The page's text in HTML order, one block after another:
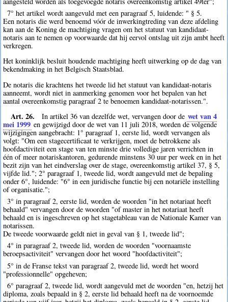
7° het artikel wordt aangevuld met een paragraaf 5, luidende: " § 5.
Een notaris die werd benoemd vóór de inwerkingtreding van deze afdeling
kan aan de Koning de machtiging vragen om het statuut van kandidaat-
notaris aan te nemen op voorwaarde dat hij eervol ontslag uit zijn ambt heeft
verkregen.
Het koninklijk besluit houdende machtiging heeft uitwerking op de dag van
bekendmaking in het Belgisch Staatsblad.
De notaris die krachtens het tweede lid het statuut van kandidaat-notaris
aanneemt, wordt niet in aanmerking genomen voor het bepalen van het
aantal overeenkomstig paragraaf 2 te benoemen kandidaat-notarissen.".
Art. 26. In artikel 36 van dezelfde wet, vervangen door de wet van 4
mei 1999 en gewijzigd door de wet van 11 juli 2018, worden de volgende
wijzigingen aangebracht: 1° paragraaf 1, eerste lid, wordt vervangen als
volgt: "Om een stagecertificaat te verkrijgen, moet de betrokkene als
hoofdactiviteit een stage van ten minste drie volledige jaren verrichten in
één of meer notariskantoren, gedurende minstens 30 uur per week en in het
bezit zijn van het eindverslag over de stage, overeenkomstig artikel 37, § 5,
vijfde lid."; 2° paragraaf 1, tweede lid, wordt aangevuld met de bepaling
onder 6°, luidende: "6° in een juridische functie bij een notariële instelling
of organisatie.";
3° in paragraaf 2, eerste lid, worden de woorden "in het notariaat heeft
behaald" vervangen door de woorden "of master in het notariaat heeft
behaald en is ingeschreven op het stagetableau van de Nationale Kamer van
notarissen.
De tweede voorwaarde geldt niet in geval van § 1, tweede lid";
4° in paragraaf 2, tweede lid, worden de woorden "voornaamste
beroepsactiviteit" vervangen door het woord "hoofdactiviteit";
5° in de Franse tekst van paragraaf 2, tweede lid, wordt het woord
"professionnelle" opgeheven;
6° paragraaf 2, tweede lid, wordt aangevuld met de woorden "en, hetzij het
diploma, zoals bepaald in § 2, eerste lid behaald heeft na de voornoemde